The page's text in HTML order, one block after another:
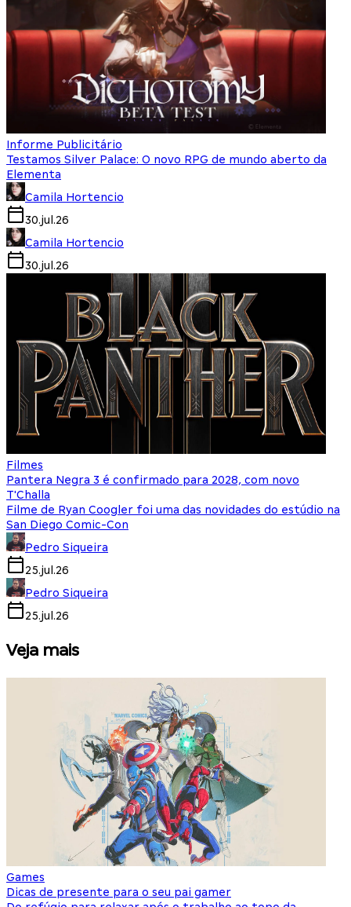
Informe Publicitário
Testamos Silver Palace: O novo RPG de mundo aberto da
Elementa
Camila Hortencio
30.jul.26
Camila Hortencio
30.jul.26
Filmes
Pantera Negra 3 é confirmado para 2028, com novo
T'Challa
Filme de Ryan Coogler foi uma das novidades do estúdio na
San Diego Comic-Con
Pedro Siqueira
25.jul.26
Pedro Siqueira
25.jul.26
Veja mais
Games
Dicas de presente para o seu pai gamer